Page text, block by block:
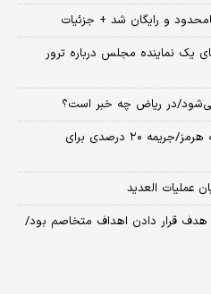
و رایگان شد + جزئیات
یک نماینده مجلس درباره ترور
در ریاض چه خبر است؟
جزئیاتی از طرح راهبردی امنیت تنگه هرمز/جریمه ۲۰ درصدی برای
هدف قرار دادن اهداف متخاصم بود/